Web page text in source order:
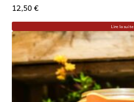
12,50€
Lire la suite